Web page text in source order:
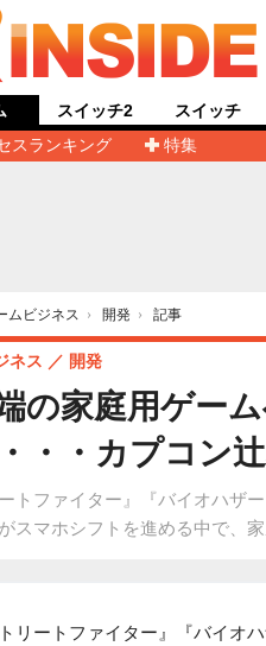
スランキング
特集
スイッチ2 スイッチ
ムビジネス › 開発 › 記事
の家庭用ゲー
・・カプコン
ートファイター』『バイオハザ
スマホシフトを進める中で、
ネス 開発
トリートファイター』『バイオ